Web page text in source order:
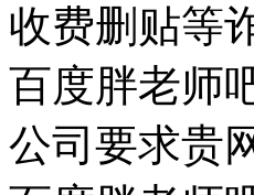
收费删贴等
百度胖老师
公司要求贵